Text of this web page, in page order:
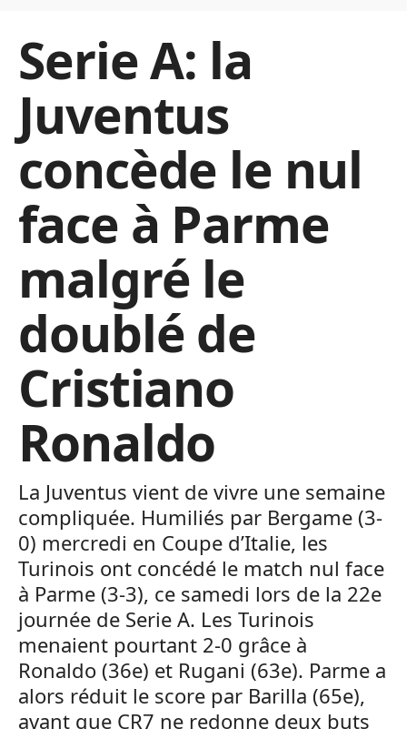
Serie A: la
Juventus
concède le nul
face à Parme
malgré le
doublé de
Cristiano
Ronaldo
La Juventus vient de vivre une semaine
compliquée. Humiliés par Bergame (3-
0) mercredi en Coupe d’Italie, les
Turinois ont concédé le match nul face
à Parme (3-3), ce samedi lors de la 22e
journée de Serie A. Les Turinois
menaient pourtant 2-0 grâce à
Ronaldo (36e) et Rugani (63e). Parme a
alors réduit le score par Barilla (65e),
avant que CR7 ne redonne deux buts